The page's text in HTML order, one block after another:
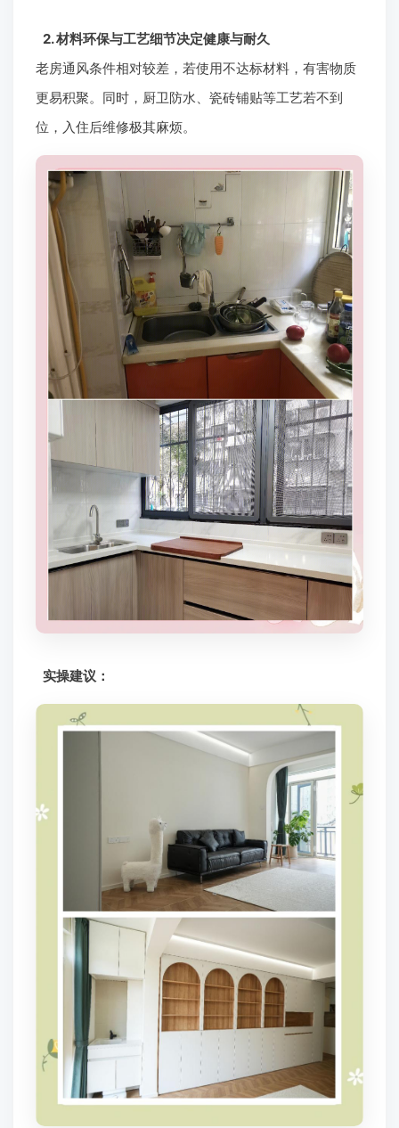
2. 材料环保与工艺细节决定健康与耐久
老房通风条件相对较差，若使用不达标材料，有害物质
更易积聚。同时，厨卫防水、瓷砖铺贴等工艺若不到
位，入住后维修极其麻烦。
实操建议：